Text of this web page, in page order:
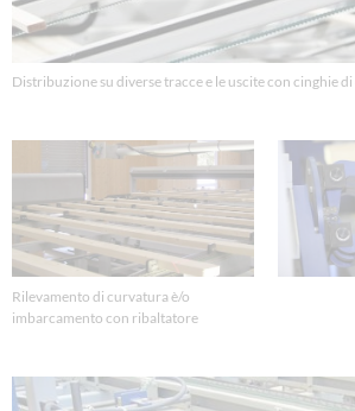
Distribuzione su diverse tracce e le uscite con cinghie
Rilevamento di curvatura è/o
imbarcamento con ribaltatore